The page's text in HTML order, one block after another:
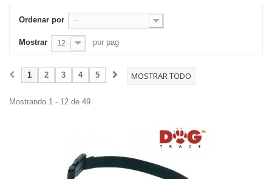
Ordenar por --
Mostrar 12 por pag
MOSTRAR TODO
1 2 3 4 5
Mostrando 1 - 12 de 49